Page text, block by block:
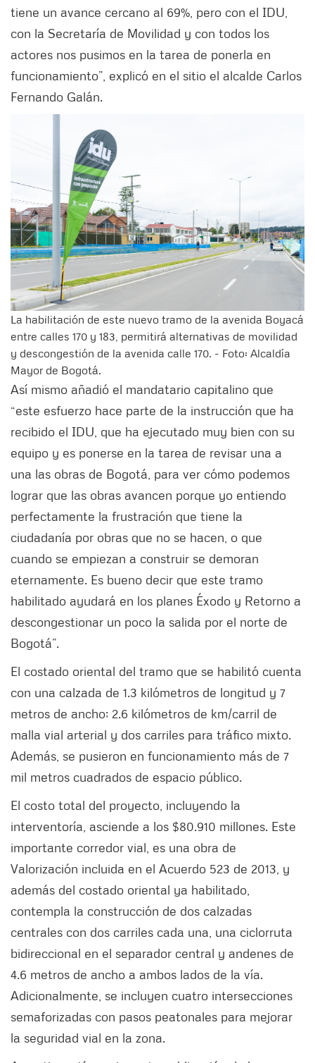
tiene un avance cercano al 69%, pero con el IDU,
con la Secretaría de Movilidad y con todos los
actores nos pusimos en la tarea de ponerla en
funcionamiento”, explicó en el sitio el alcalde Carlos
Fernando Galán.
La habilitación de este nuevo tramo de la avenida Boyacá
entre calles 170 y 183, permitirá alternativas de movilidad
y descongestión de la avenida calle 170. - Foto: Alcaldía
Mayor de Bogotá.
Así mismo añadió el mandatario capitalino que
“este esfuerzo hace parte de la instrucción que ha
recibido el IDU, que ha ejecutado muy bien con su
equipo y es ponerse en la tarea de revisar una a
una las obras de Bogotá, para ver cómo podemos
lograr que las obras avancen porque yo entiendo
perfectamente la frustración que tiene la
ciudadanía por obras que no se hacen, o que
cuando se empiezan a construir se demoran
eternamente. Es bueno decir que este tramo
habilitado ayudará en los planes Éxodo y Retorno a
descongestionar un poco la salida por el norte de
Bogotá”.
El costado oriental del tramo que se habilitó cuenta
con una calzada de 1.3 kilómetros de longitud y 7
metros de ancho; 2.6 kilómetros de km/carril de
malla vial arterial y dos carriles para tráfico mixto.
Además, se pusieron en funcionamiento más de 7
mil metros cuadrados de espacio público.
El costo total del proyecto, incluyendo la
interventoría, asciende a los $80.910 millones. Este
importante corredor vial, es una obra de
Valorización incluida en el Acuerdo 523 de 2013, y
además del costado oriental ya habilitado,
contempla la construcción de dos calzadas
centrales con dos carriles cada una, una ciclorruta
bidireccional en el separador central y andenes de
4.6 metros de ancho a ambos lados de la vía.
Adicionalmente, se incluyen cuatro intersecciones
semaforizadas con pasos peatonales para mejorar
la seguridad vial en la zona.